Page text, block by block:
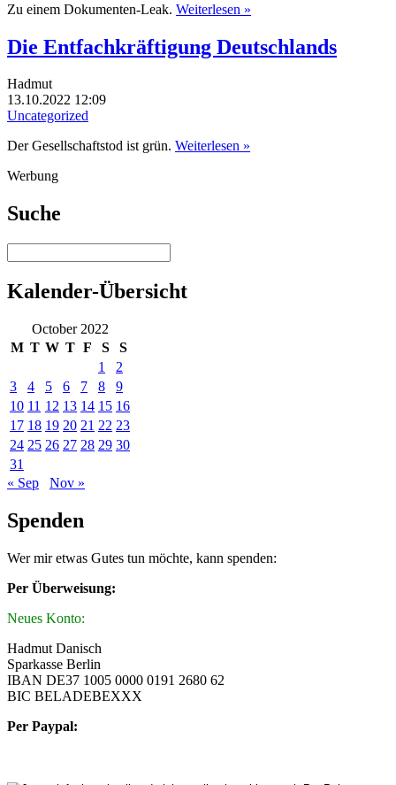
Zu einem Dokumenten-Leak. Weiterlesen »
Die Entfachkräftigung Deutschlands
Hadmut
13.10.2022 12:09
Uncategorized
Der Gesellschaftstod ist grün. Weiterlesen »
Werbung
Suche
Kalender-Übersicht
October 2022
M T W T F S
S
1
2
3
4 5 6 7 8
9
10 11 12 13 14 15 16
17 18 19 20 21 22 23
24 25 26 27 28 29 30
31
« Sep
Nov »
Spenden
Wer mir etwas Gutes tun möchte, kann spenden:
Per Überweisung:
Neues Konto:
Hadmut Danisch
Sparkasse Berlin
IBAN DE37 1005 0000 0191 2680 62
BIC BELADEBEXXX
Per Paypal: